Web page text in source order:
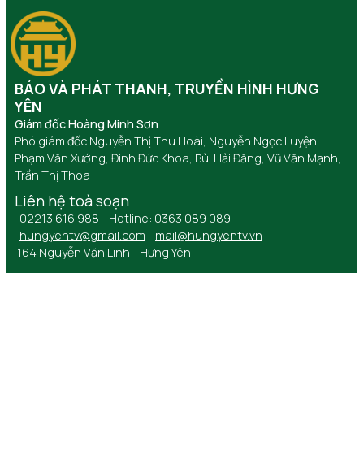
BÁO VÀ PHÁT THANH, TRUYỀN HÌNH HƯNG
YÊN
Giám đốc Hoàng Minh Sơn
Phó giám đốc Nguyễn Thị Thu Hoài, Nguyễn Ngọc Luyện,
Phạm Văn Xướng, Đinh Đức Khoa, Bùi Hải Đăng, Vũ Văn Mạnh,
Trần Thị Thoa
Liên hệ toà soạn
02213 616 988 - Hotline: 0363 089 089
hungyentv@gmail.com - mail@hungyentv.vn
164 Nguyễn Văn Linh - Hưng Yên